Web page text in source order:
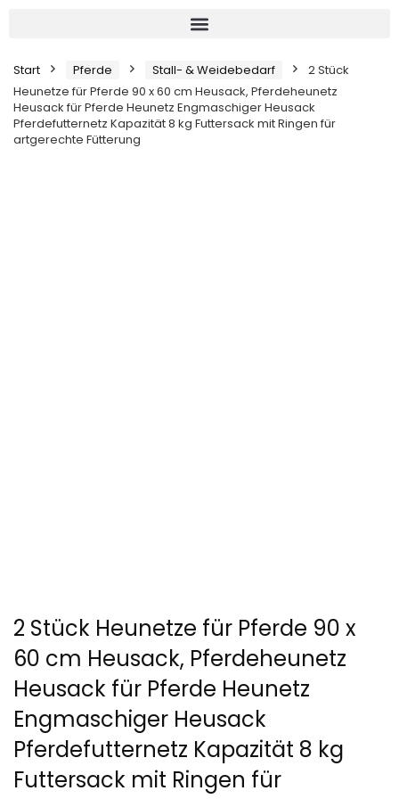
Start Pferde Stall- & Weidebedarf
2 Stück
Heunetze für Pferde 90 x 60 cm Heusack, Pferdeheunetz
Heusack für Pferde Heunetz Engmaschiger Heusack
Pferdefutternetz Kapazität 8 kg Futtersack mit Ringen für
artgerechte Fütterung
2 Stück Heunetze für Pferde 90 x
60 cm Heusack, Pferdeheunetz
Heusack für Pferde Heunetz
Engmaschiger Heusack
Pferdefutternetz Kapazität 8 kg
Futtersack mit Ringen für